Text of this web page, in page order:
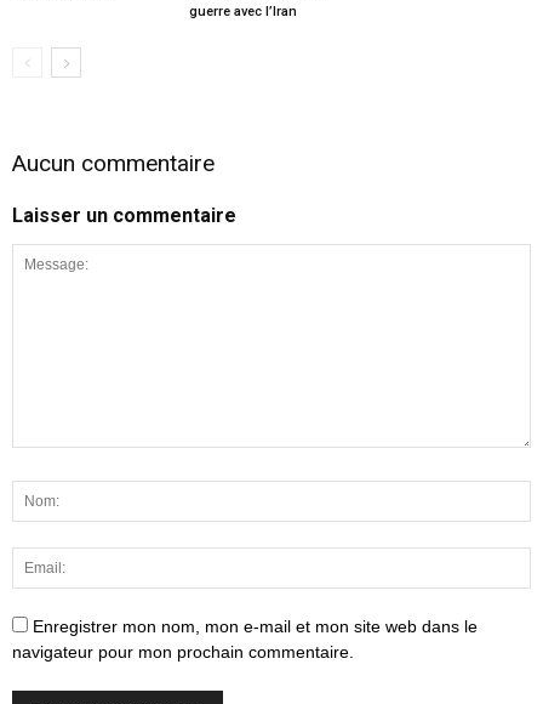
guerre avec l’Iran
Aucun commentaire
Laisser un commentaire
Enregistrer mon nom, mon e-mail et mon site web dans le
navigateur pour mon prochain commentaire.